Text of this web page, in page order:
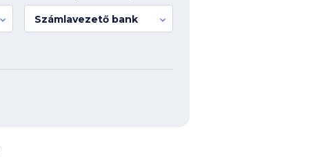
Számlavezető bank